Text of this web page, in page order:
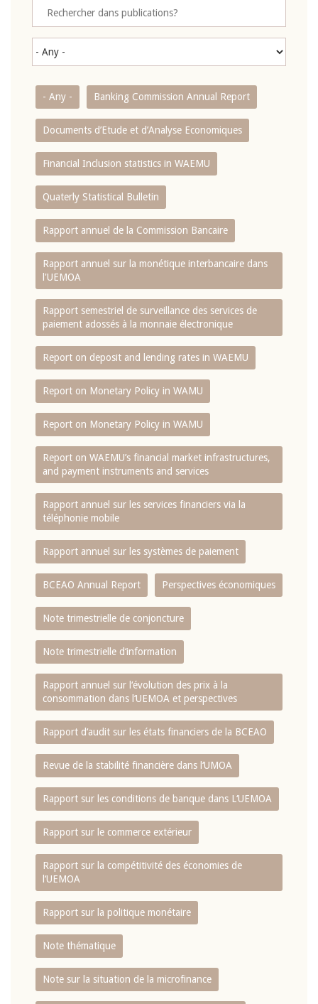
- Any - Banking Commission Annual Report
Documents d’Etude et d’Analyse Economiques
Financial Inclusion statistics in WAEMU
Quaterly Statistical Bulletin
Rapport annuel de la Commission Bancaire
Rapport annuel sur la monétique interbancaire dans
l'UEMOA
Rapport semestriel de surveillance des services de
paiement adossés à la monnaie électronique
Report on deposit and lending rates in WAEMU
Report on Monetary Policy in WAMU
Report on Monetary Policy in WAMU
Report on WAEMU’s financial market infrastructures,
and payment instruments and services
Rapport annuel sur les services financiers via la
téléphonie mobile
Rapport annuel sur les systèmes de paiement
BCEAO Annual Report Perspectives économiques
Note trimestrielle de conjoncture
Note trimestrielle d‘information
Rapport annuel sur l‘évolution des prix à la
consommation dans l‘UEMOA et perspectives
Rapport d‘audit sur les états financiers de la BCEAO
Revue de la stabilité financière dans l‘UMOA
Rapport sur les conditions de banque dans L‘UEMOA
Rapport sur le commerce extérieur
Rapport sur la compétitivité des économies de
l‘UEMOA
Rapport sur la politique monétaire
Note thématique
Note sur la situation de la microfinance